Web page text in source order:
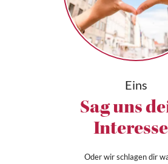
Eins
Sag uns
Oder wir schlagen dir